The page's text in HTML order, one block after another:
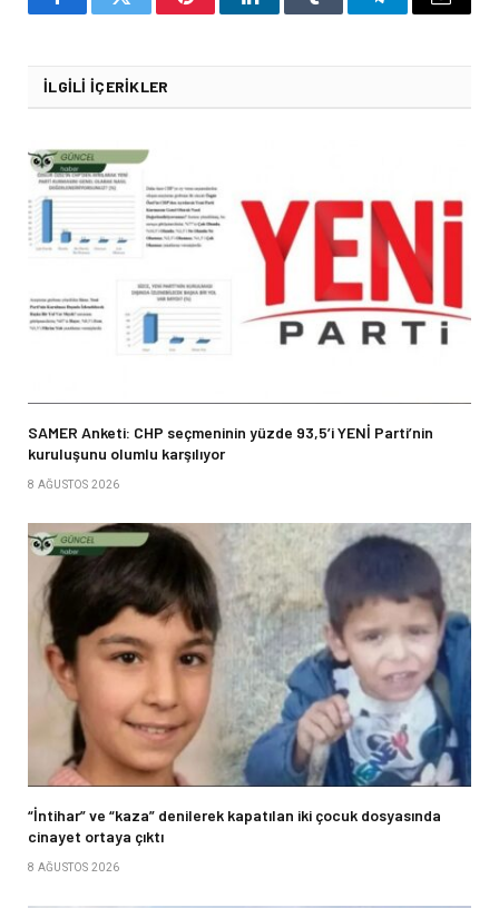
FacebookTwitter PinterestLinkedInTumblr TelegramEmail
İLGILI İÇERIKLER
SAMER Anketi: CHP seçmeninin yüzde 93,5’i YENİ Parti’nin
kuruluşunu olumlu karşılıyor
8 AĞUSTOS 2026
“İntihar” ve “kaza” denilerek kapatılan iki çocuk dosyasında
cinayet ortaya çıktı
8 AĞUSTOS 2026